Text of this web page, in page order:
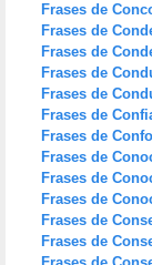
Frases de
Frases de
Frases de
Frases de
Frases de
Frases de
Frases de
Frases de
Frases de
Frases de
Frases de
Frases de